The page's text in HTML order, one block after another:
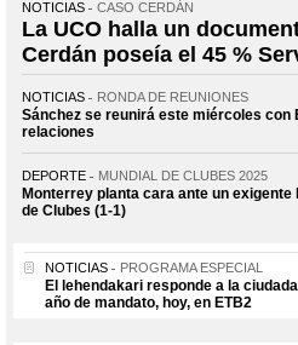
NOTICIAS CASO CERDÁN
La UCO halla un
Cerdán poseía el 45 %
NOTICIAS RONDA DE REUNIONES
Sánchez se reunirá este miércoles con
relaciones
DEPORTE MUNDIAL DE CLUBES 2025
Monterrey planta cara ante un exigente
de Clubes (1-1)
NOTICIAS PROGRAMA ESPECIAL
El lehendakari responde a la
año de mandato, hoy, en ETB2